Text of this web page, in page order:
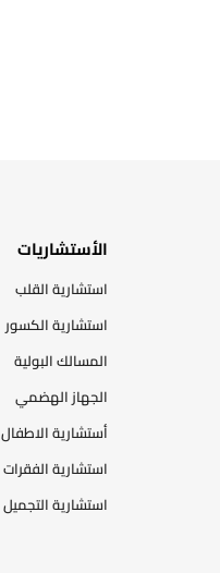
الأستشاريات
استشارية القلب
استشارية الكسور
المسالك البولية
الجهاز الهضمي
أستشارية الاطفال
استشارية الفقرات
استشارية التجميل